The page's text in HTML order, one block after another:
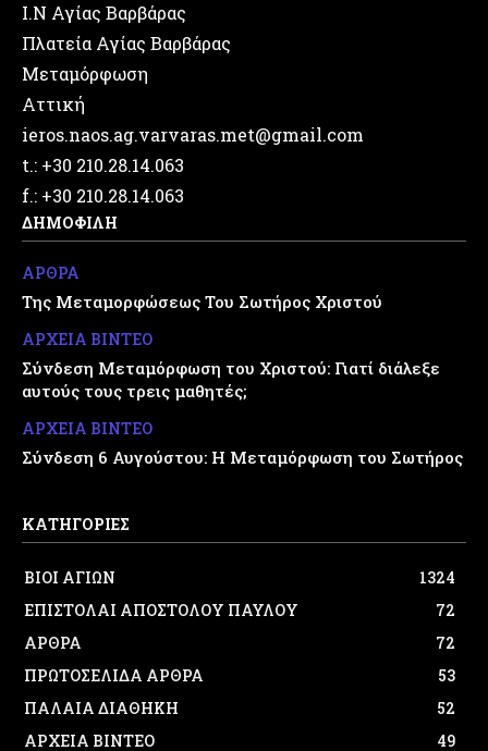
Ι.Ν Αγίας Βαρβάρας
Πλατεία Αγίας Βαρβάρας
Μεταμόρφωση
Αττική
ieros.naos.ag.varvaras.met@gmail.com
t.: +30 210.28.14.063
f.: +30 210.28.14.063
ΔΗΜΟΦΙΛΗ
ΑΡΘΡΑ
Της Μεταμορφώσεως Του Σωτήρος Χριστού
ΑΡΧΕΙΑ ΒΙΝΤΕΟ
Σύνδεση Μεταμόρφωση του Χριστού: Γιατί διάλεξε
αυτούς τους τρεις μαθητές;
ΑΡΧΕΙΑ ΒΙΝΤΕΟ
Σύνδεση 6 Αυγούστου: Η Μεταμόρφωση του Σωτήρος
ΚΑΤΗΓΟΡΙΕΣ
ΒΙΟΙ ΑΓΙΩΝ
1324
ΕΠΙΣΤΟΛΑΙ ΑΠΟΣΤΟΛΟΥ ΠΑΥΛΟΥ
72
ΑΡΘΡΑ
72
ΠΡΩΤΟΣΕΛΙΔΑ ΑΡΘΡΑ
53
ΠΑΛΑΙΑ ΔΙΑΘΗΚΗ
52
ΑΡΧΕΙΑ ΒΙΝΤΕΟ
49